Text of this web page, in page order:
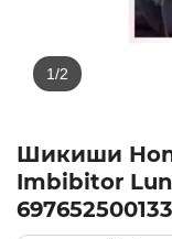
Шикиши
Imbibitor